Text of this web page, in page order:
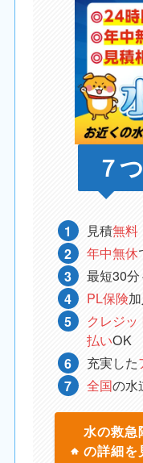
７
見積無料
年中無休
最短30
PL保険
クレジ
払いOK
充実した
全国の水
水の救急
の詳細を